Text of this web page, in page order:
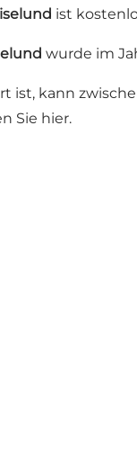
ist
wurde im
ist, kann
Sie hier.